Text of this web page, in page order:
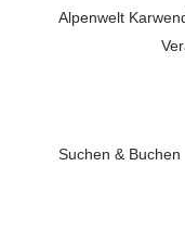
Alpenwelt
Suchen & Buchen